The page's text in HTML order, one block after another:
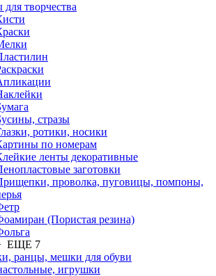
для творчества
стразы
ротики, носики
по номерам
ленты декоративные
заготовки
проволка, пуговицы, помпоны,
(Пористая резина)
ЕЩЕ 7
ранцы, мешки для обуви
игрушки